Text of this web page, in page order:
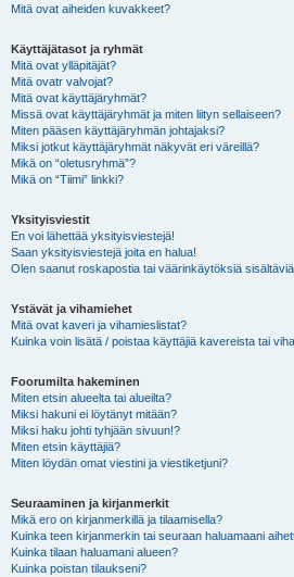
Mitä ovat aiheiden kuvakkeet?
Käyttäjätasot ja ryhmät
Mitä ovat ylläpitäjät?
Mitä ovatr valvojat?
Mitä ovat käyttäjäryhmät?
Missä ovat käyttäjäryhmät ja miten liityn sellaiseen?
Miten pääsen käyttäjäryhmän johtajaksi?
Miksi jotkut käyttäjäryhmät näkyvät eri väreillä?
Mikä on “oletusryhmä”?
Mikä on “Tiimi” linkki?
Yksityisviestit
En voi lähettää yksityisviestejä!
Saan yksityisviestejä joita en halua!
Olen saanut roskapostia tai väärinkäytöksiä
Ystävät ja vihamiehet
Mitä ovat kaveri ja vihamieslistat?
Kuinka voin lisätä / poistaa käyttäjiä kavereista tai
Foorumilta hakeminen
Miten etsin alueelta tai alueilta?
Miksi hakuni ei löytänyt mitään?
Miksi haku johti tyhjään sivuun!?
Miten etsin käyttäjiä?
Miten löydän omat viestini ja viestiketjuni?
Seuraaminen ja kirjanmerkit
Mikä ero on kirjanmerkillä ja tilaamisella?
Kuinka teen kirjanmerkin tai seuraan haluamaani
Kuinka tilaan haluamani alueen?
Kuinka poistan tilaukseni?